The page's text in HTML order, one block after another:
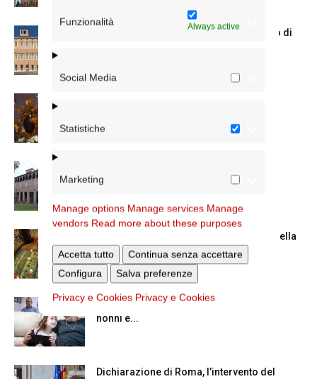
Funzionalità Always active
Social Media
Statistiche
Marketing
Manage options Manage services Manage
vendors Read more about these purposes
Accetta tutto
Continua senza accettare
Configura
Salva preferenze
Privacy e Cookies Privacy e Cookies
Chiusura estiva degli Uffici del Vicariato di
anziani: l’omelia del cardinale...
Azzardo: a Termini il centro d’ascolto della
Caritas
A San Saba la Messa per la Giornata dei
nonni e...
Dichiarazione di Roma, l’intervento del